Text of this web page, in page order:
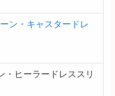
ン・キャスタードレ
・ヒーラードレススリ